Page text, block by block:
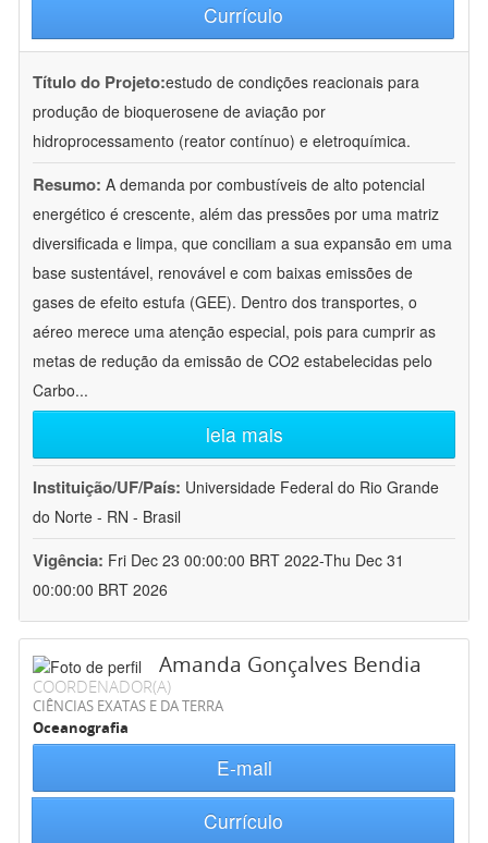
Currículo
Título do Projeto:estudo de condições reacionais para
produção de bioquerosene de aviação por
hidroprocessamento (reator contínuo) e eletroquímica.
Resumo: A demanda por combustíveis de alto potencial
energético é crescente, além das pressões por uma matriz
diversificada e limpa, que conciliam a sua expansão em uma
base sustentável, renovável e com baixas emissões de
gases de efeito estufa (GEE). Dentro dos transportes, o
aéreo merece uma atenção especial, pois para cumprir as
metas de redução da emissão de CO2 estabelecidas pelo
Carbo...
leia mais
Instituição/UF/País: Universidade Federal do Rio Grande
do Norte - RN - Brasil
Vigência: Fri Dec 23 00:00:00 BRT 2022-Thu Dec 31
00:00:00 BRT 2026
Amanda Gonçalves Bendia
COORDENADOR(A)
CIÊNCIAS EXATAS E DA TERRA
Oceanografia
E-mail
Currículo